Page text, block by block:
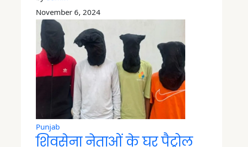
November 6, 2024
Punjab
शिवसेना नेताओं के घर पैट्रोल